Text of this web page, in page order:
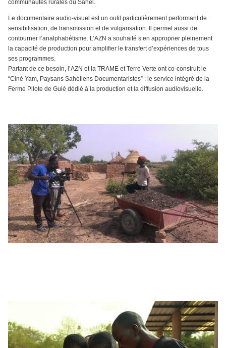
communautés rurales du Sahel.
Le documentaire audio-visuel est un outil particulièrement performant de
sensibilisation, de transmission et de vulgarisation. Il permet aussi de
contourner l’analphabétisme. L’AZN a souhaité s’en approprier pleinement
la capacité de production pour amplifier le transfert d’expériences de tous
ses programmes.
Partant de ce besoin, l’AZN et la TRAME et Terre Verte ont co-construit le
“Ciné Yam, Paysans Sahéliens Documentaristes” : le service intégré de la
Ferme Pilote de Guiè dédié à la production et la diffusion audiovisuelle.